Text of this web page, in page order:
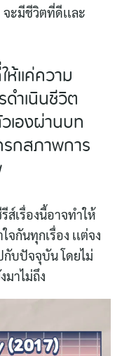
จะมีชีวิตที่ดีเเละ
เเค่ความ
ำเนินชีวิต
วเองผ่านบท
รกสภาพการ
ส์เรื่องนี้อาจทำให้
จกันทุกเรื่อง เเต่จง
กับปัจจุบัน โดยไม่
มาไม่ถึง